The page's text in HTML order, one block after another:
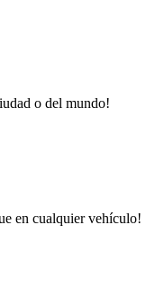
o del mundo!
en cualquier vehículo!